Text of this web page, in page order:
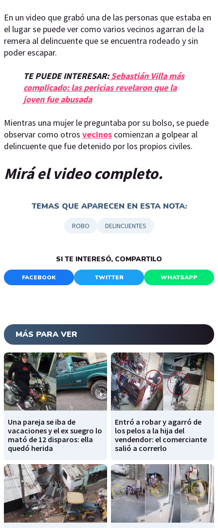
En un video que grabó una de las personas que estaba en
el lugar se puede ver como varios vecinos agarran de la
remera al delincuente que se encuentra rodeado y sin
poder escapar.
TE PUEDE INTERESAR:Sebastián Villa más
complicado: las pericias revelaron que la
joven fue abusada
Mientras una mujer le preguntaba por su bolso, se puede
observar como otros vecinos comienzan a golpear al
delincuente que fue detenido por los propios civiles.
Mirá el video completo.
TEMAS QUE APARECEN EN ESTA NOTA:
ROBO DELINCUENTES
SI TE INTERESÓ, COMPARTILO
FACEBOOK TWITTER WHATSAPP
MÁS PARA VER
Una pareja se iba de
vacaciones y el ex suegro lo
mató de 12 disparos: ella
quedó herida
Entró a robar y agarró de
los pelos a la hija del
vendendor: el comerciante
salió a correrlo